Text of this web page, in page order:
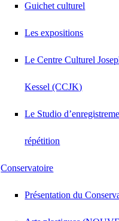
Guichet culturel
Les expositions
Le Centre Culturel
Kessel (CCJK)
Le Studio
répétition
Conservatoire
Présentation du